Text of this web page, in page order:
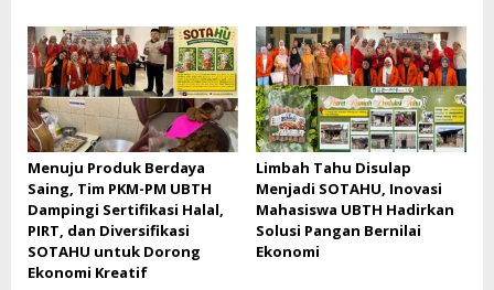
Menuju Produk Berdaya
Saing, Tim PKM-PM UBTH
Dampingi Sertifikasi Halal,
PIRT, dan Diversifikasi
SOTAHU untuk Dorong
Ekonomi Kreatif
Limbah Tahu Disulap
Menjadi SOTAHU, Inovasi
Mahasiswa UBTH Hadirkan
Solusi Pangan Bernilai
Ekonomi